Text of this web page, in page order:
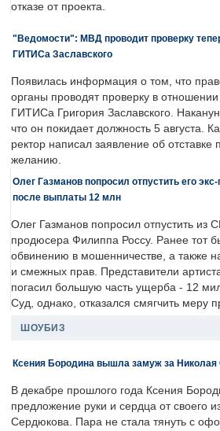
отказе от проекта.
"Ведомости": МВД проводит проверку
ГИТИСа Заславского
Появилась информация о том, что
органы проводят проверку в
ГИТИСа Григория Заславского.
что он покидает должность 5 августа.
ректор написал заявление об отставке
желанию.
Олег Газманов попросил отпустить его
после выплаты 12 млн
Олег Газманов попросил отпустить из
продюсера Филиппа Россу. Ранее тот
обвинению в мошенничестве, а также
и смежных прав. Представители
погасил большую часть ущерба - 12
Суд, однако, отказался смягчить меру
ШОУБИЗ
Ксения Бородина вышла замуж за
В декабре прошлого года Ксения
предложение руки и сердца от своего
Сердюкова. Пара не стала тянуть с